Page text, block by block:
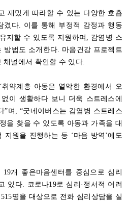
재밌게 따라할 수 있는 다양한 호흡
겼다. 이를 통해 부정적 감정과 행동
지할 수 있도록 지원하며, 감염병 스
방법도 소개한다. 마음건강 프로젝트
널에서 확인할 수 있다.
약계층 아동은 열악한 환경에서 오
이 생활하다 보니 더욱 스트레스에
”며, “굿네이버스는 감염병 스트레스
을 찾을 수 있도록 아동과 가족을 대
지원을 진행하는 등 ‘마음 방역’에도
개 좋은마음센터를 중심으로 심리
있다. 코로나19로 심리·정서적 어려
명을 대상으로 전화 심리상담을 실